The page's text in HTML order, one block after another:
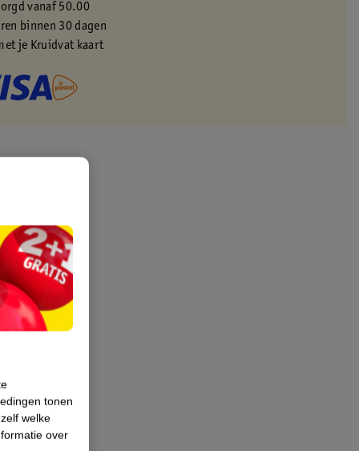
vanaf 50.00
binnen 30 dagen
je Kruidvat kaart
tonen
welke
over